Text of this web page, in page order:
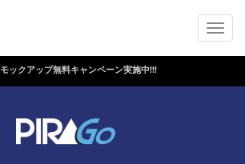
ックアップ無料キャンペーン実施中!!!